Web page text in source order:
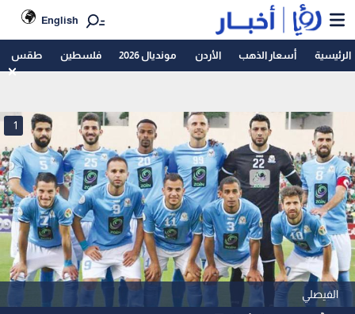
English
الرئيسية أسعار الذهب الأردن مونديال 2026 فلسطين طقس
الفيصلي
1